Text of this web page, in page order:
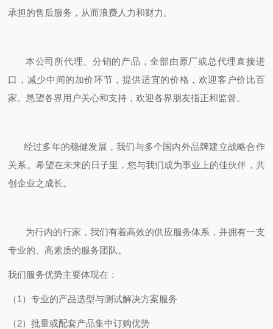
承担的售后服务，从而浪费人力和财力。
本公司所代理、分销的产品，全部由原厂或总代理直接进
口，减少中间的加价环节，提供适宜的价格，欢迎客户价比百
家。恳望各界用户关心和支持，欢迎各界朋友指正和监督。
经过多年的稳健发展，我们与多个国内外品牌建立战略合作
关系。希望在未来的日子里，您与我们成为事业上的佳伙伴，共
创企业之成长。
为行内的行家，我们有着高效的供应服务体系，并拥有一支
专业的、高素质的服务团队。
我们服务优势主要体现在：
（1）专业的产品选型与测试解决方案服务
（2）批量或配套产品集中订购优势